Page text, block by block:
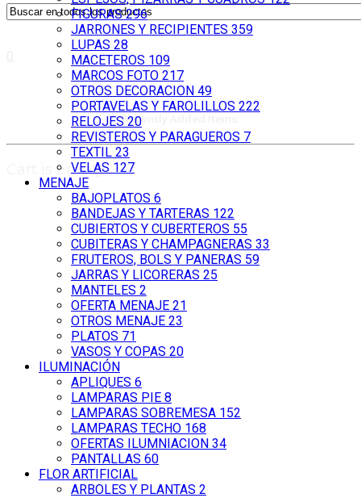
Recently Added Items:
Cart is Empty
FIGURAS296
JARRONES Y RECIPIENTES 359
LUPAS 28
MACETEROS 109
MARCOS FOTO 217
OTROS DECORACION 49
PORTAVELAS Y FAROLILLOS 222
RELOJES 20
REVISTEROS Y PARAGUEROS 7
TEXTIL 23
VELAS 127
MENAJE
BAJOPLATOS 6
BANDEJAS Y TARTERAS 122
CUBIERTOS Y CUBERTEROS 55
CUBITERAS Y CHAMPAGNERAS 33
FRUTEROS, BOLS Y PANERAS 59
JARRAS Y LICORERAS 25
MANTELES 2
OFERTA MENAJE 21
OTROS MENAJE 23
PLATOS 71
VASOS Y COPAS 20
ILUMINACIÓN
APLIQUES 6
LAMPARAS PIE 8
LAMPARAS SOBREMESA 152
LAMPARAS TECHO 168
OFERTAS ILUMNIACION 34
PANTALLAS 60
FLOR ARTIFICIAL
ARBOLES Y PLANTAS 2